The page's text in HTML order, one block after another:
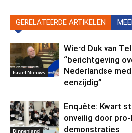
GERELATEERDE ARTIKELEN
Israël Nieuws
Wierd Duk van
“berichtgeving
Nederlandse
eenzijdig”
Binnenland
Enquête: Kwart
onveilig door
demonstraties